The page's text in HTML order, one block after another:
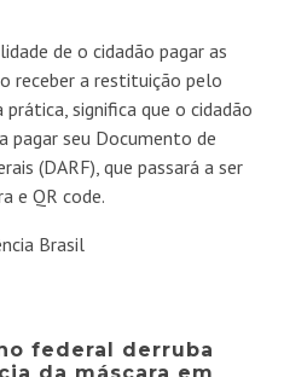
de o cidadão pagar as
receber a restituição pelo
significa que o cidadão
pagar seu Documento de
(DARF), que passará a ser
e QR code.
Brasil
federal derruba